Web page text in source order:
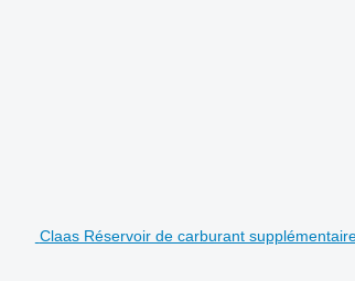
Claas Réservoir de carburant